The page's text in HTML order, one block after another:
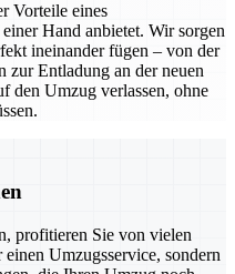
Vorteile eines
Hand anbietet. Wir sorgen
ineinander fügen – von der
zur Entladung an der neuen
den Umzug verlassen, ohne
profitieren Sie von vielen
Umzugsservice, sondern